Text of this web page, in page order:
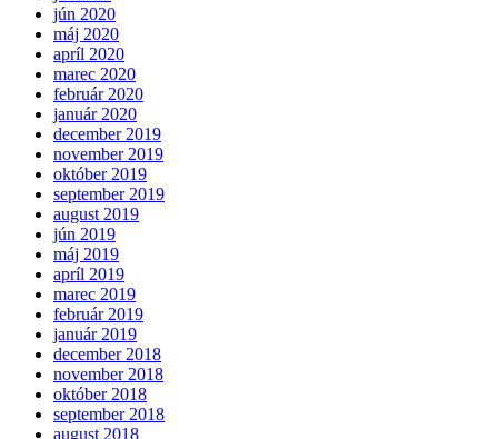
jún 2020
máj 2020
apríl 2020
marec 2020
február 2020
január 2020
december 2019
november 2019
október 2019
september 2019
august 2019
jún 2019
máj 2019
apríl 2019
marec 2019
február 2019
január 2019
december 2018
november 2018
október 2018
september 2018
august 2018